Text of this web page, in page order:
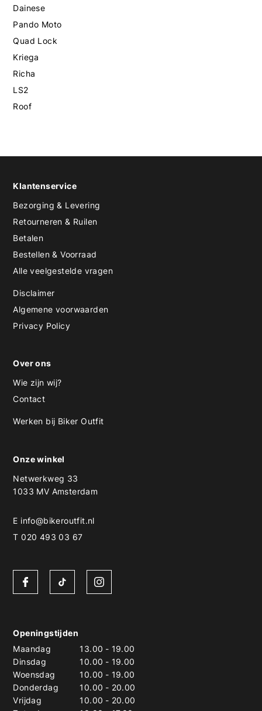
Dainese
Pando Moto
Quad Lock
Kriega
Richa
LS2
Roof
Klantenservice
Bezorging & Levering
Retourneren & Ruilen
Betalen
Bestellen & Voorraad
Alle veelgestelde vragen
Disclaimer
Algemene voorwaarden
Privacy Policy
Over ons
Wie zijn wij?
Contact
Werken bij Biker Outfit
Onze winkel
Netwerkweg 33
1033 MV Amsterdam
E info@bikeroutfit.nl
T 020 493 03 67
Openingstijden
Maandag
13.00 - 19.00
Dinsdag
10.00 - 19.00
Woensdag
10.00 - 19.00
Donderdag
10.00 - 20.00
Vrijdag
10.00 - 20.00